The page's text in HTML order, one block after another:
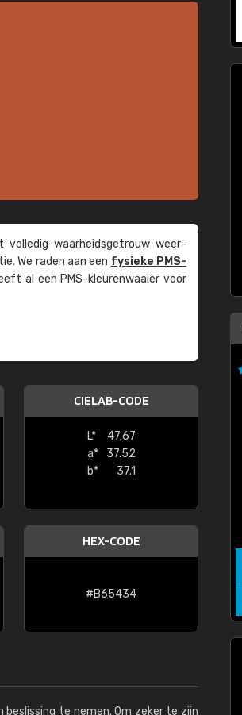
volledig waarheids­­getrouw weer­
We raden aan een fysieke PMS-
al een PMS-kleuren­waaier voor
CIELAB-CODE
L*
47.67
a*
37.52
b*
37.1
HEX-CODE
#B65434
beslissing te nemen. Om zeker te zijn
snelle service en zeer betaalbaar!"